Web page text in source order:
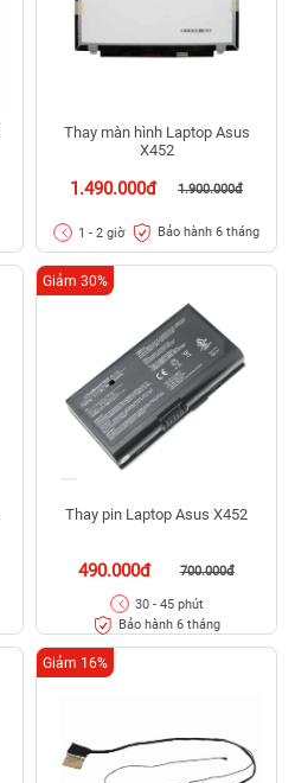
Thay màn hình Laptop Asus
X452
1.490.000đ 1.900.000đ
1 - 2 giờ Bảo hành 6 tháng
Thay pin Laptop Asus X452
490.000đ 700.000đ
Giảm 30%
30 - 45 phút
Bảo hành 6 tháng
Giảm 16%